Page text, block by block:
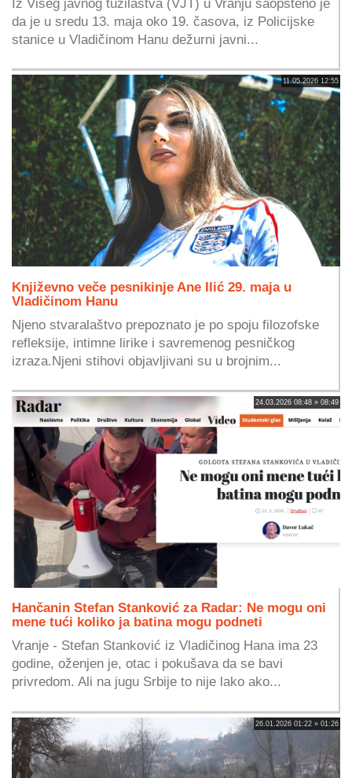
Iz Višeg javnog tužilaštva (VJT) u Vranju saopšteno je
da je u sredu 13. maja oko 19. časova, iz Policijske
stanice u Vladičinom Hanu dežurni javni...
11.05.2026 12:55
Književno veče pesnikinje Ane Ilić 29. maja u
Vladičinom Hanu
Njeno stvaralaštvo prepoznato je po spoju filozofske
refleksije, intimne lirike i savremenog pesničkog
izraza.Njeni stihovi objavljivani su u brojnim...
24.03.2026 08:48 » 08:49
Hančanin Stefan Stanković za Radar: Ne mogu oni
mene tući koliko ja batina mogu podneti
Vranje - Stefan Stanković iz Vladičinog Hana ima 23
godine, oženjen je, otac i pokušava da se bavi
privredom. Ali na jugu Srbije to nije lako ako...
26.01.2026 01:22 » 01:26